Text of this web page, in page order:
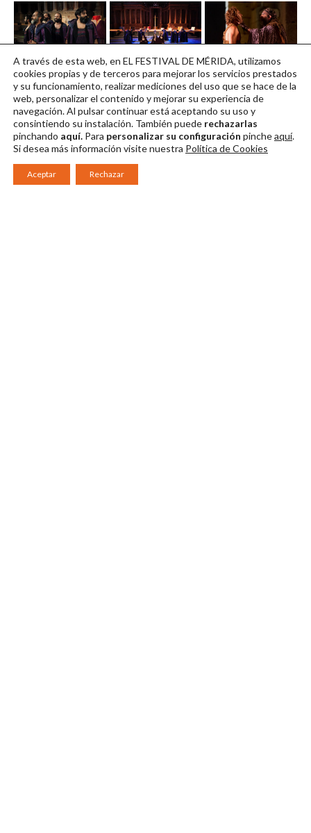
Edipo Rey
Descargar en alta
Edipo Rey
Descargar en alta
Edipo Rey
Descargar en alta
A través de esta web, en EL FESTIVAL DE MÉRIDA, utilizamos
cookies propias y de terceros para mejorar los servicios prestados
y su funcionamiento, realizar mediciones del uso que se hace de la
web, personalizar el contenido y mejorar su experiencia de
navegación. Al pulsar continuarestá aceptando su uso y
consintiendo su instalación. También puede rechazarlas
pinchando aquí. Para personalizar su configuración pincheaquí.
Si desea más información visite nuestra Política de Cookies
Aceptar Rechazar